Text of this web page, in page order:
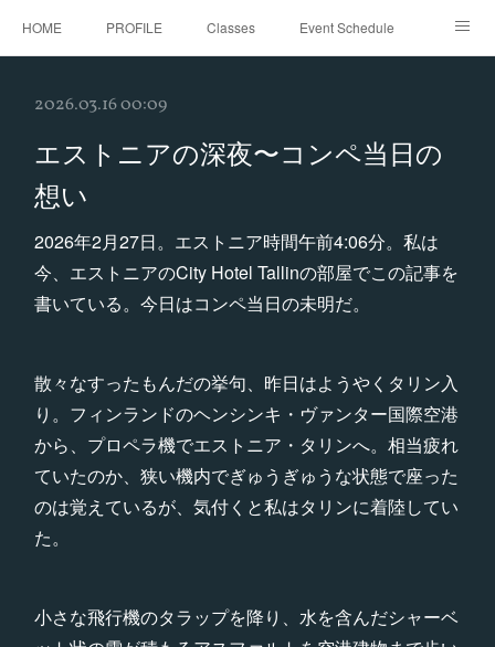
HOME PROFILE Classes Event Schedule
2026.03.16 00:09
エストニアの深夜〜コンペ当日の
想い
2026年2月27日。エストニア時間午前4:06分。私は
今、エストニアのCity Hotel Tallinの部屋でこの記事を
書いている。今日はコンペ当日の未明だ。
散々なすったもんだの挙句、昨日はようやくタリン入
り。フィンランドのヘンシンキ・ヴァンター国際空港
から、プロペラ機でエストニア・タリンへ。相当疲れ
ていたのか、狭い機内でぎゅうぎゅうな状態で座った
のは覚えているが、気付くと私はタリンに着陸してい
た。
小さな飛行機のタラップを降り、水を含んだシャーベ